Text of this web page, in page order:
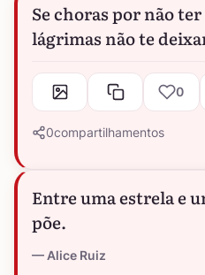
Se choras por não
lágrimas não te
0
0compartilhamentos
Entre uma estrela e
põe.
Alice Ruiz